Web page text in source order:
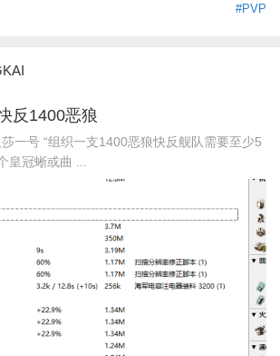
#PVP
反1400恶狼
一号 “组织一支1400恶狼快反舰队需要至少5
皇冠蜥或曲 ...